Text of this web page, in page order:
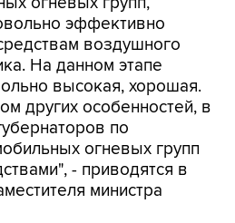
эффективно
воздушного
На данном этапе
высокая, хорошая.
других особенностей, в
по
огневых групп
- приводятся в
министра